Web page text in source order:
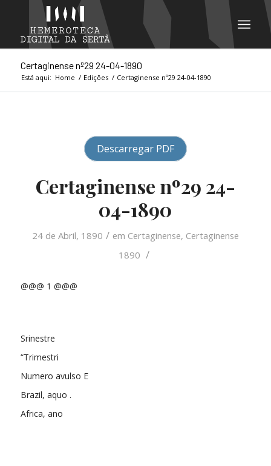
Certaginense nº29 24-04-1890
Está aqui: Home / Edições / Certaginense nº29 24-04-1890
Descarregar PDF
Certaginense nº29 24-
04-1890
24 de Abril, 1890 / em Certaginense, Certaginense
1890 /
@@@ 1 @@@
Srinestre
“Trimestri
Numero avulso E
Brazil, aquo .
Africa, ano